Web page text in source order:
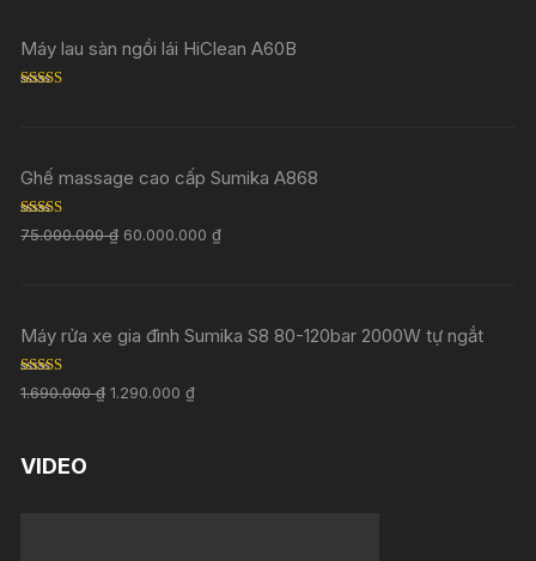
Máy lau sàn ngồi lái HiClean A60B
Ghế massage cao cấp Sumika A868
Rated5.00
out of 5
75.000.000₫ 60.000.000₫
Máy rửa xe gia đình Sumika S8 80-120bar 2000W tự ngắt
Rated 5.00
out of 5
1.690.000₫ 1.290.000₫
VIDEO